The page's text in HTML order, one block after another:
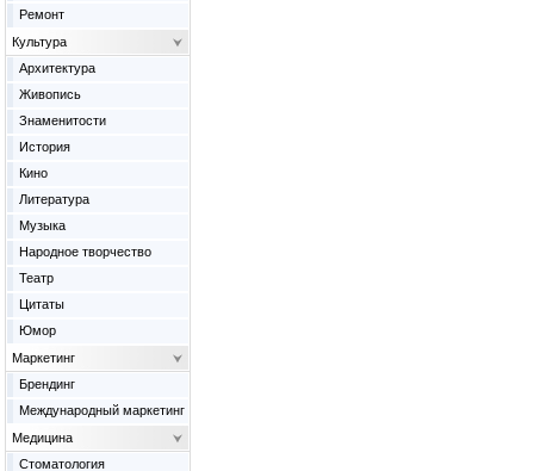
Ремонт
Культура
Архитектура
Живопись
Знаменитости
История
Кино
Литература
Музыка
Народное творчество
Театр
Цитаты
Юмор
Маркетинг
Брендинг
Международный маркетинг
Медицина
Cтоматология